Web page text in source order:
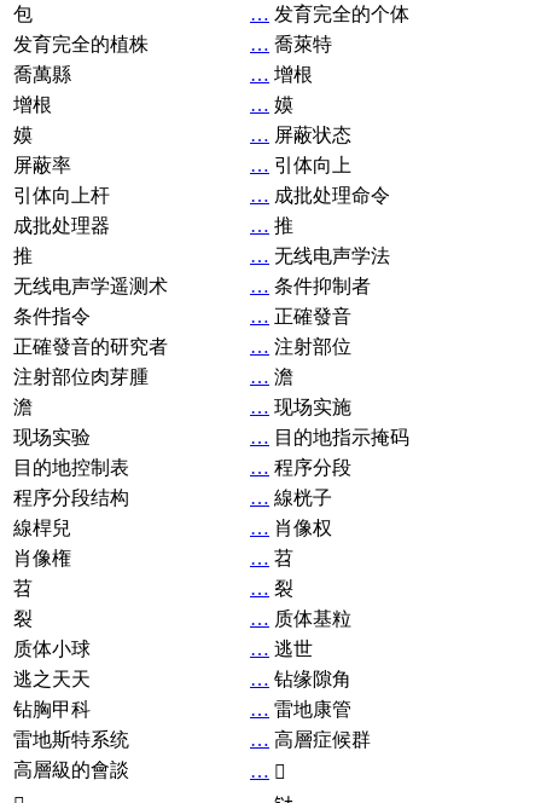
包
… 发育完全的个体
发育完全的植株
… 喬萊特
喬萬縣
… 增根
增根
… 嫫
嫫
… 屏蔽状态
屏蔽率
… 引体向上
引体向上杆
… 成批处理命令
成批处理器
… 推
推
… 无线电声学法
无线电声学遥测术
… 条件抑制者
条件指令
… 正確發音
正確發音的研究者
… 注射部位
注射部位肉芽腫
… 澹
澹
… 现场实施
现场实验
… 目的地指示掩码
目的地控制表
… 程序分段
程序分段结构
… 線桄子
線桿兒
… 肖像权
肖像権
… 苕
苕
… 裂
裂
… 质体基粒
质体小球
… 逃世
逃之天天
… 钻缘隙角
钻胸甲科
… 雷地康管
雷地斯特系统
… 高層症候群
高層級的會談
… 𧘞